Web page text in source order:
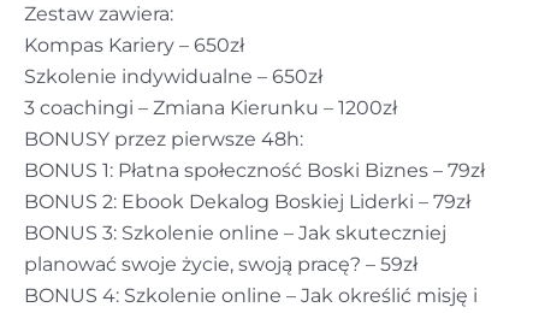
wynosiła:
2,776.00 zł.
Zestaw zawiera:
Kompas Kariery – 650zł
Szkolenie indywidualne – 650zł
3 coachingi – Zmiana Kierunku – 1200zł
BONUSY przez pierwsze 48h:
BONUS 1: Płatna społeczność Boski Biznes – 79zł
BONUS 2: Ebook Dekalog Boskiej Liderki – 79zł
BONUS 3: Szkolenie online – Jak skuteczniej
planować swoje życie, swoją pracę? – 59zł
BONUS 4: Szkolenie online – Jak określić misję i